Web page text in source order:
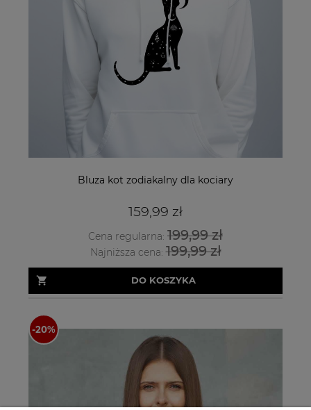
Bluza kot zodiakalny dla kociary
159,99 zł
Cena regularna: 199,99 zł
Najniższa cena:199,99 zł
DO KOSZYKA